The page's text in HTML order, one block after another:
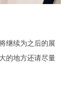
继续为之后的展
的地方还请尽量